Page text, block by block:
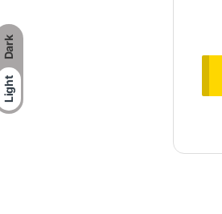
Dark
Light